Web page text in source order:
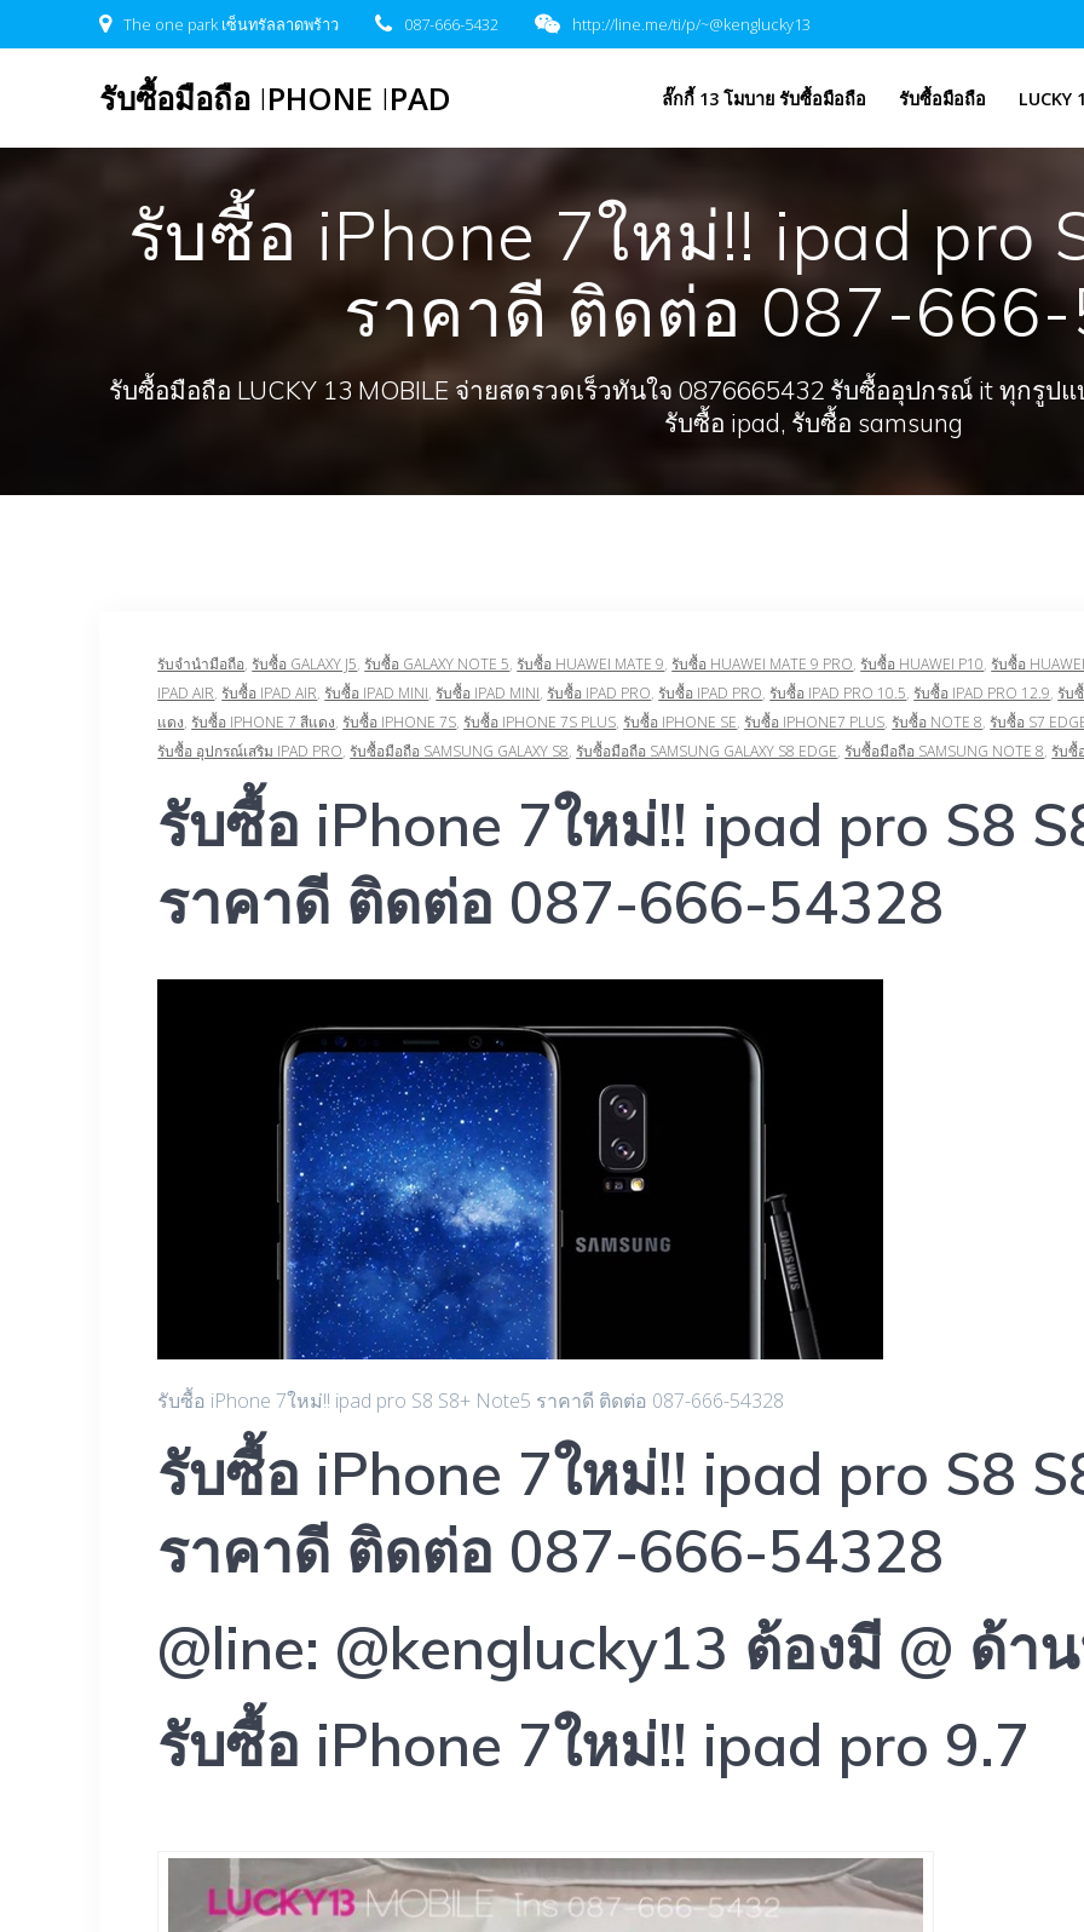
to
The one park เซ็นทรัลลาดพร้าว 087-666-5432 http://line.me/ti/p/~@kenglucky13
รับซื้อมือถือ IPHONE IPAD ​ลั๊กกี้ 13 โมบาย รับซื้อมือถือ รับซื้อมือถือ LUCKY
รับซื้อ iPhone 7ใหม่!! ipad pro
ราคาดี ติดต่อ 087-
รับซื้อมือถือ LUCKY 13 MOBILE จ่ายสดรวดเร็วทันใจ 0876665432 รับซื้ออุปกรณ์ it ทุกรูป
รับซื้อ ipad, รับซื้อ samsung
รับจำนำมือถือ, รับซื้อ GALAXY J5, รับซื้อ GALAXY NOTE 5, รับซื้อ HUAWEI MATE 9, รับซื้อ HUAWEI MATE 9 PRO, รับซื้อ HUAWEI P10, รับซื้อ
IPAD AIR, รับซื้อ IPAD AIR, รับซื้อ IPAD MINI, รับซื้อ IPAD MINI, รับซื้อ IPAD PRO, รับซื้อ IPAD PRO, รับซื้อ IPAD PRO 10.5, รับซื้อ IPAD PRO 12.9, รับ
แดง, รับซื้อ IPHONE 7 สีแดง, รับซื้อ IPHONE 7S, รับซื้อ IPHONE 7S PLUS, รับซื้อ IPHONE SE, รับซื้อ IPHONE7 PLUS, รับซื้อ NOTE 8, รับซื้อ S7
รับซื้อ อุปกรณ์เสริม IPAD PRO, รับซื้อมือถือ SAMSUNG GALAXY S8, รับซื้อมือถือ SAMSUNG GALAXY S8 EDGE, รับซื้อมือถือ SAMSUNG NOTE 8, รับซื้
รับซื้อ iPhone 7ใหม่!! ipad pro S8
ราคาดี ติดต่อ 087-666-54328
รับซื้อ iPhone 7ใหม่!! ipad pro S8 S8+ Note5 ราคาดี ติดต่อ 087-666-54328
รับซื้อ iPhone 7ใหม่!! ipad pro S8
ราคาดี ติดต่อ 087-666-54328
@line: @kenglucky13 ต้องมี @ ด้า
รับซื้อ iPhone 7ใหม่!! ipad pro 9.7